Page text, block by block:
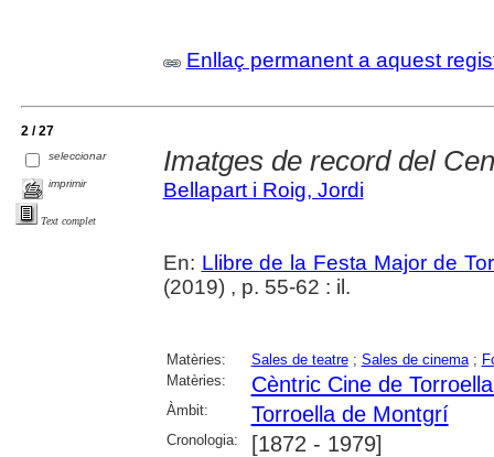
Enllaç permanent a aquest
2 / 27
seleccionar
imprimir
Text complet
Imatges de record del
Bellapart i Roig, Jordi
En: Llibre de la Festa Major de
(2019) , p. 55-62 : il.
Matèries: Sales de teatre; Sales de cinema;
Matèries:
Cèntric Cine de
Àmbit: Torroella de Montgrí
Cronologia: [1872 - 1979]